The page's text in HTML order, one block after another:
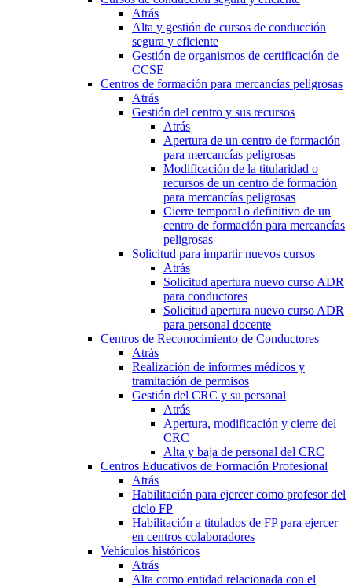
Atrás
Alta y gestión de cursos de conducción
segura y eficiente
Gestión de organismos de certificación de
CCSE
Centros de formación para mercancías peligrosas
Atrás
Gestión del centro y sus recursos
Atrás
Apertura de un centro de formación
para mercancías peligrosas
Modificación de la titularidad o
recursos de un centro de formación
para mercancías peligrosas
Cierre temporal o definitivo de un
centro de formación para mercancías
peligrosas
Solicitud para impartir nuevos cursos
Atrás
Solicitud apertura nuevo curso ADR
para conductores
Solicitud apertura nuevo curso ADR
para personal docente
Centros de Reconocimiento de Conductores
Atrás
Realización de informes médicos y
tramitación de permisos
Gestión del CRC y su personal
Atrás
Apertura, modificación y cierre del
CRC
Alta y baja de personal del CRC
Centros Educativos de Formación Profesional
Atrás
Habilitación para ejercer como profesor del
ciclo FP
Habilitación a titulados de FP para ejercer
en centros colaboradores
Vehículos históricos
Atrás
Alta como entidad relacionada con el